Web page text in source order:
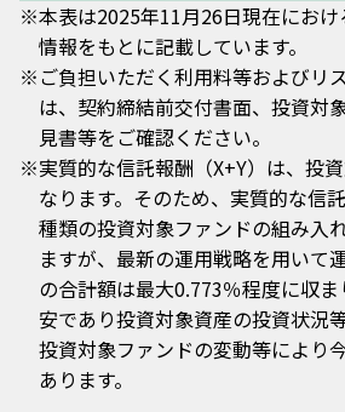
※本表は2025年11月26日現在にお
情報をもとに記載しています。
※ご負担いただく利用料等およびリ
は、契約締結前交付書面、投資対
見書等をご確認ください。
※実質的な信託報酬（X+Y）は、投
なります。そのため、実質的な信
種類の投資対象ファンドの組み入
ますが、最新の運用戦略を用いて
の合計額は最大0.773％程度に収
安であり投資対象資産の投資状況
投資対象ファンドの変動等により
あります。